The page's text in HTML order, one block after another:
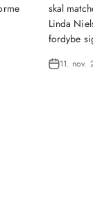
skal
Linda
fordybe
11. nov.